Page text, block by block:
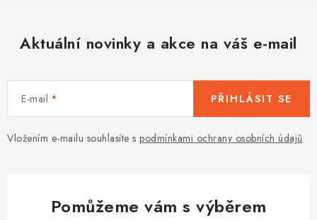
Aktuální novinky a akce na váš e-mail
E-mail
Vložením e-mailu souhlasíte s podmínkami ochrany osobních údajů
PŘIHLÁSIT SE
Pomůžeme vám s výběrem